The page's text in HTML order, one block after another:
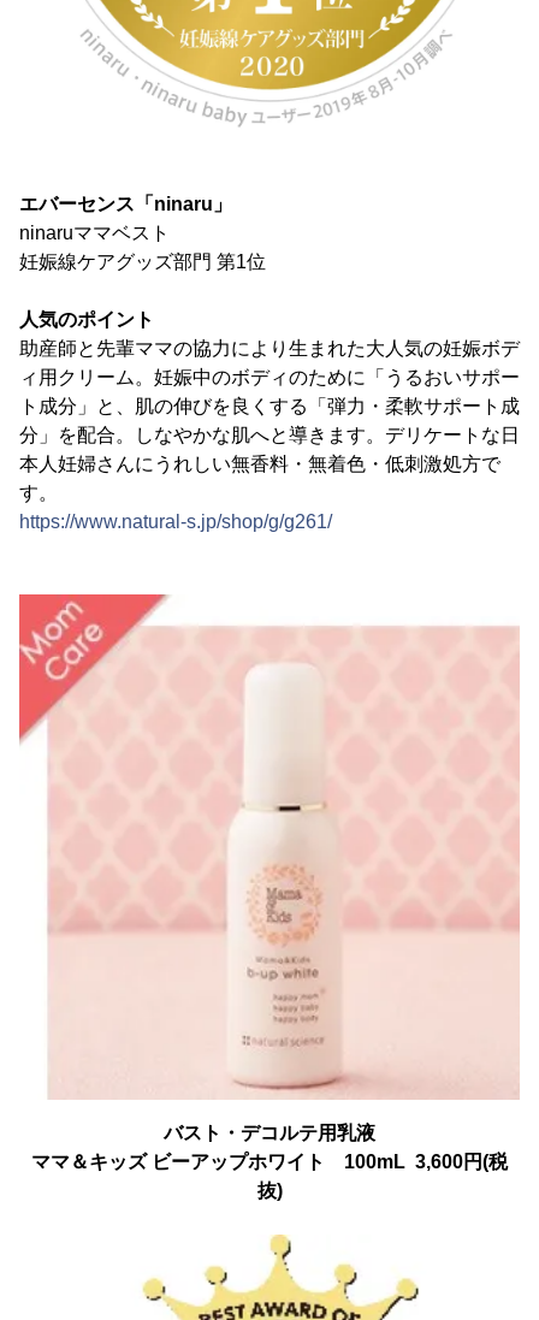
エバーセンス「ninaru」
ninaruママベスト
妊娠線ケアグッズ部門 第1位
人気のポイント
助産師と先輩ママの協力により生まれた大人気の妊娠ボデ
ィ用クリーム。妊娠中のボディのために「うるおいサポー
ト成分」と、肌の伸びを良くする「弾力・柔軟サポート成
分」を配合。しなやかな肌へと導きます。デリケートな日
本人妊婦さんにうれしい無香料・無着色・低刺激処方で
す。
https://www.natural-s.jp/shop/g/g261/
バスト・デコルテ用乳液
ママ＆キッズ ビーアップホワイト 100mL 3,600円(税
抜)